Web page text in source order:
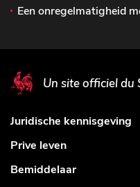
Een onregelmatigheid
Un site officiel
Juridische kennisgeving
Prive leven
Bemiddelaar